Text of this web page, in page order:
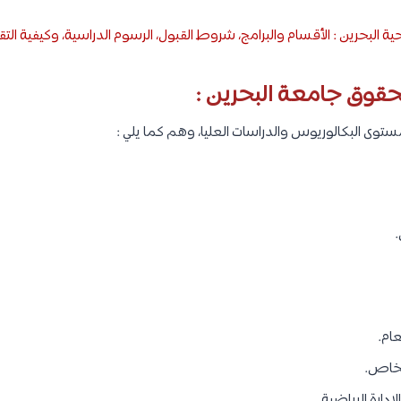
البحرين : الأقسام والبرامج، شروط القبول، الرسوم الدراسية، وكيفية
جامعة البحرين :
البكالوريوس والدراسات العليا، وهم كما يلي :